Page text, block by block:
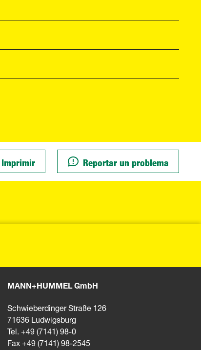
Imprimir Reportar un problema
MANN+HUMMEL GmbH
Schwieberdinger Straße 126
71636 Ludwigsburg
Tel. +49 (7141) 98-0
Fax +49 (7141) 98-2545